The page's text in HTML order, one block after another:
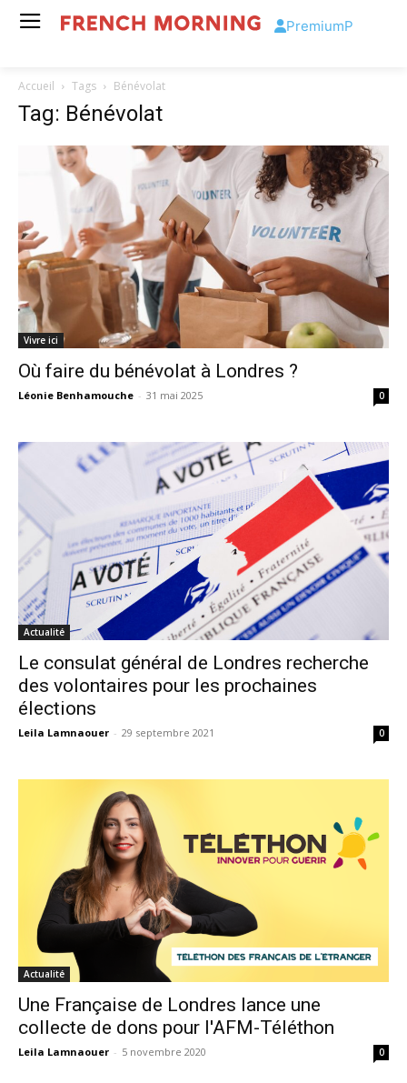
PremiumP
Accueil Tags Bénévolat
Tag: Bénévolat
Vivre ici
Où faire du bénévolat à Londres ?
Léonie Benhamouche - 31 mai 2025 0
Actualité
Le consulat général de Londres recherche
des volontaires pour les prochaines
élections
Leila Lamnaouer - 29 septembre 2021 0
Actualité
Une Française de Londres lance une
collecte de dons pour l'AFM-Téléthon
Leila Lamnaouer - 5 novembre 2020 0